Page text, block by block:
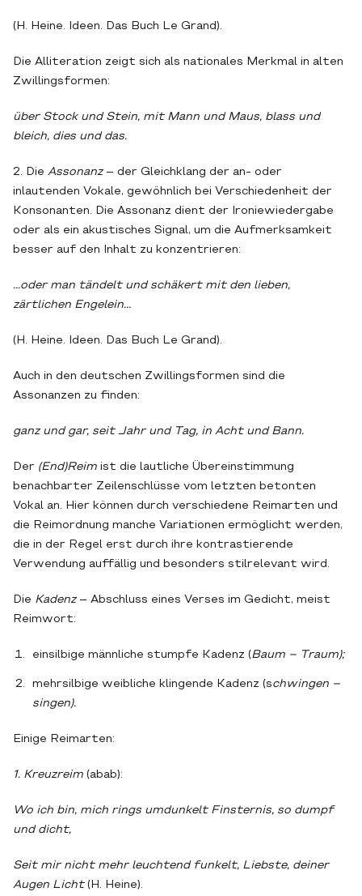
(H. Heine. Ideen. Das Buch Le Grand).
Die Alliteration zeigt sich als nationales Merkmal in alten
Zwillingsformen:
über Stock und Stein, mit Mann und Maus, blass und
bleich, dies und das.
2. Die Assonanz – der Gleichklang der an- oder
inlautenden Vokale, gewöhnlich bei Verschiedenheit der
Konsonanten. Die Assonanz dient der Ironiewiedergabe
oder als ein akustisches Signal, um die Aufmerksamkeit
besser auf den Inhalt zu konzentrieren:
...oder man tändelt und schäkert mit den lieben,
zärtlichen Engelein…
(H. Heine. Ideen. Das Buch Le Grand).
Auch in den deutschen Zwillingsformen sind die
Assonanzen zu finden:
ganz und gar, seit Jahr und Tag, in Acht und Bann.
Der (End)Reim ist die lautliche Übereinstimmung
benachbarter Zeilenschlüsse vom letzten betonten
Vokal an. Hier können durch verschiedene Reimarten und
die Reimordnung manche Variationen ermöglicht werden,
die in der Regel erst durch ihre kontrastierende
Verwendung auffällig und besonders stilrelevant wird.
Die Kadenz – Abschluss eines Verses im Gedicht, meist
Reimwort:
einsilbige männliche stumpfe Kadenz (Baum – Traum);
mehrsilbige weibliche klingende Kadenz (schwingen –
singen).
Einige Reimarten:
1. Kreuzreim (abab):
Wo ich bin, mich rings umdunkelt Finsternis, so dumpf
und dicht,
Seit mir nicht mehr leuchtend funkelt, Liebste, deiner
Augen Licht (H. Heine).